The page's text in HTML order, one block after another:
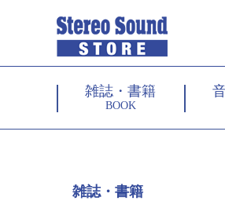
雑誌・書籍
BOOK
雑誌・書籍